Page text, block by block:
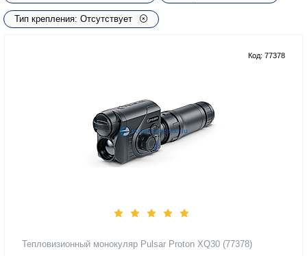
Тип крепления: Отсутствует
Код: 77378
Тепловизионный монокуляр Pulsar Proton XQ30 (77378)